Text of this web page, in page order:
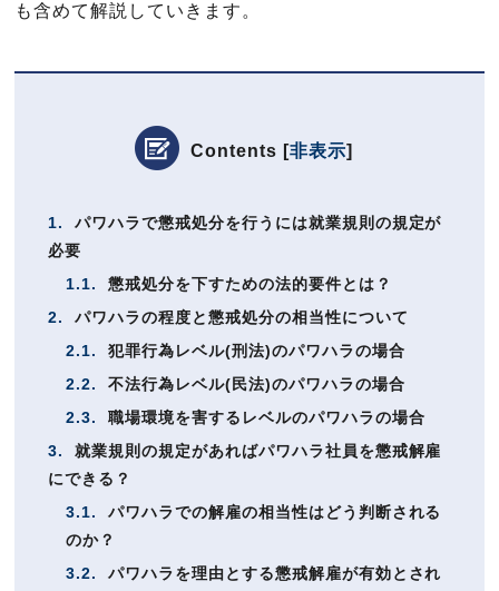
も含めて解説していきます。
Contents [非表示]
1.
パワハラで懲戒処分を行うには就業規則の規定が
必要
1.1.
懲戒処分を下すための法的要件とは？
2.
パワハラの程度と懲戒処分の相当性について
2.1.
犯罪行為レベル(刑法)のパワハラの場合
2.2.
不法行為レベル(民法)のパワハラの場合
2.3.
職場環境を害するレベルのパワハラの場合
3.
就業規則の規定があればパワハラ社員を懲戒解雇
にできる？
3.1.
パワハラでの解雇の相当性はどう判断される
のか？
3.2.
パワハラを理由とする懲戒解雇が有効とされ